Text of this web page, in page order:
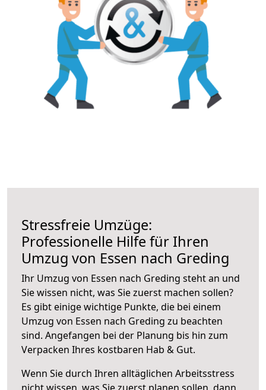
Stressfreie Umzüge:
Professionelle Hilfe für Ihren
Umzug von Essen nach Greding
Ihr Umzug von Essen nach Greding steht an und
Sie wissen nicht, was Sie zuerst machen sollen?
Es gibt einige wichtige Punkte, die bei einem
Umzug von Essen nach Greding zu beachten
sind. Angefangen bei der Planung bis hin zum
Verpacken Ihres kostbaren Hab & Gut.
Wenn Sie durch Ihren alltäglichen Arbeitsstress